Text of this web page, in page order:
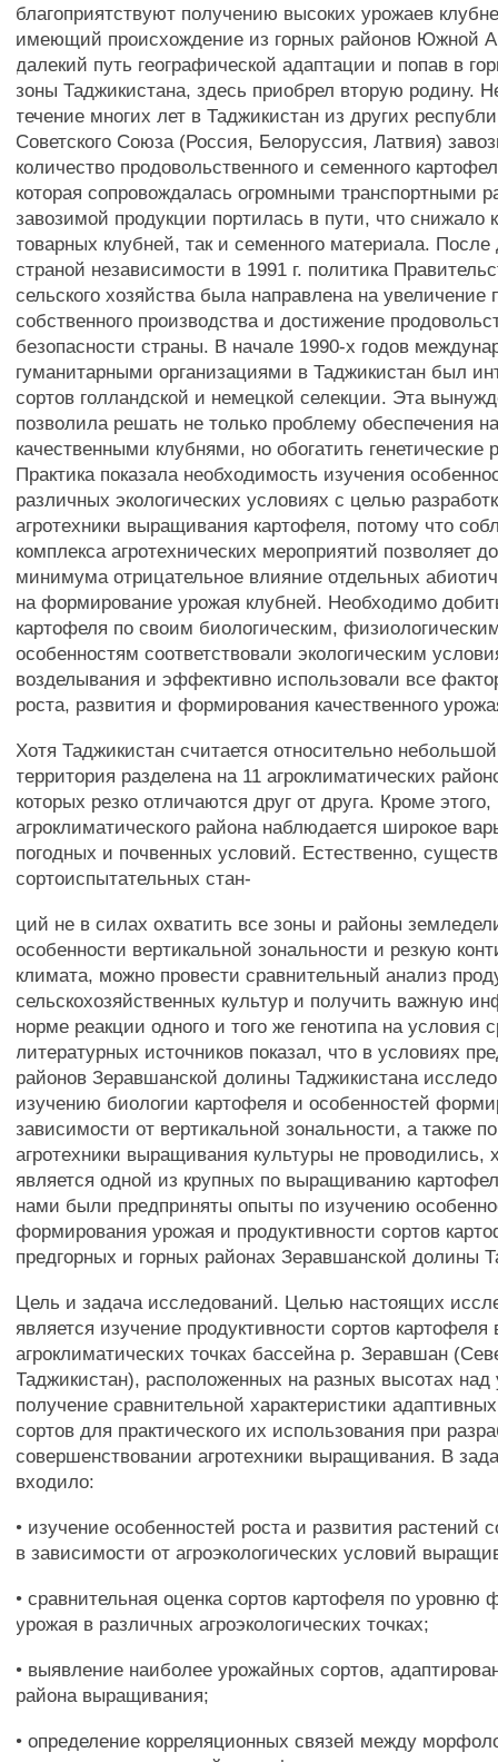
благоприятствуют получению высоких урожаев
имеющий происхождение из горных районов Южной
далекий путь географической адаптации и попав в
зоны Таджикистана, здесь приобрел вторую родину.
течение многих лет в Таджикистан из других
Советского Союза (Россия, Белоруссия, Латвия)
количество продовольственного и семенного
которая сопровождалась огромными транспортными
завозимой продукции портилась в пути, что снижало
товарных клубней, так и семенного материала.
страной независимости в 1991 г. политика
сельского хозяйства была направлена на увеличение
собственного производства и достижение
безопасности страны. В начале 1990-х годов
гуманитарными организациями в Таджикистан был
сортов голландской и немецкой селекции. Эта
позволила решать не только проблему обеспечения
качественными клубнями, но обогатить генетические
Практика показала необходимость изучения
различных экологических условиях с целью
агротехники выращивания картофеля, потому что
комплекса агротехнических мероприятий позволяет
минимума отрицательное влияние отдельных
на формирование урожая клубней. Необходимо
картофеля по своим биологическим,
особенностям соответствовали экологическим
возделывания и эффективно использовали все
роста, развития и формирования качественного
Хотя Таджикистан считается относительно
территория разделена на 11 агроклиматических
которых резко отличаются друг от друга. Кроме этого,
агроклиматического района наблюдается широкое
погодных и почвенных условий. Естественно,
сортоиспытательных стан-
ций не в силах охватить все зоны и районы
особенности вертикальной зональности и резкую
климата, можно провести сравнительный анализ
сельскохозяйственных культур и получить важную
норме реакции одного и того же генотипа на условия
литературных источников показал, что в условиях
районов Зеравшанской долины Таджикистана
изучению биологии картофеля и особенностей
зависимости от вертикальной зональности, а также
агротехники выращивания культуры не проводились,
является одной из крупных по выращиванию
нами были предприняты опыты по изучению
формирования урожая и продуктивности сортов
предгорных и горных районах Зеравшанской долины
Цель и задача исследований. Целью настоящих
является изучение продуктивности сортов картофеля
агроклиматических точках бассейна р. Зеравшан
Таджикистан), расположенных на разных высотах
получение сравнительной характеристики
сортов для практического их использования при
совершенствовании агротехники выращивания. В
входило:
• изучение особенностей роста и развития растений
в зависимости от агроэкологических условий
• сравнительная оценка сортов картофеля по уровню
урожая в различных агроэкологических точках;
• выявление наиболее урожайных сортов,
района выращивания;
• определение корреляционных связей между